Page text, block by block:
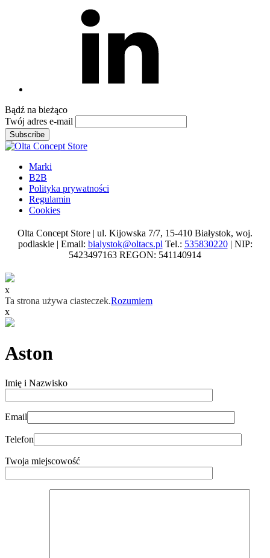
Bądź na bieżąco
Twój adres e-mail
Subscribe
Marki
B2B
Polityka prywatności
Regulamin
Cookies
Olta Concept Store | ul. Kijowska 7/7, 15-410 Białystok, woj.
podlaskie | Email: bialystok@oltacs.pl Tel.: 535830220| NIP:
5423497163 REGON: 541140914
x
Ta strona używa ciasteczek.Rozumiem
x
Aston
Imię i Nazwisko
Email
Telefon
Twoja miejscowość